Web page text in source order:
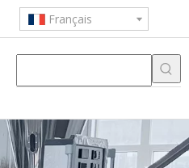
Français